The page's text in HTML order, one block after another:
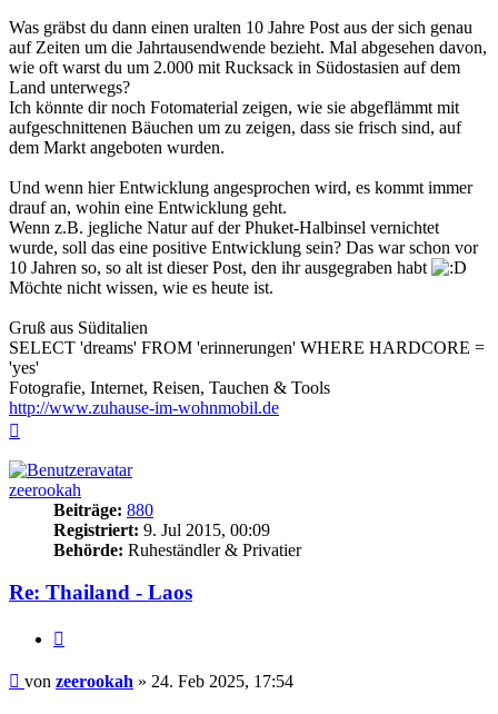
Was gräbst du dann einen uralten 10 Jahre Post aus der sich genau
auf Zeiten um die Jahrtausendwende bezieht. Mal abgesehen davon,
wie oft warst du um 2.000 mit Rucksack in Südostasien auf dem
Land unterwegs?
Ich könnte dir noch Fotomaterial zeigen, wie sie abgeflämmt mit
aufgeschnittenen Bäuchen um zu zeigen, dass sie frisch sind, auf
dem Markt angeboten wurden.
Und wenn hier Entwicklung angesprochen wird, es kommt immer
drauf an, wohin eine Entwicklung geht.
Wenn z.B. jegliche Natur auf der Phuket-Halbinsel vernichtet
wurde, soll das eine positive Entwicklung sein? Das war schon vor
10 Jahren so, so alt ist dieser Post, den ihr ausgegraben habt
Möchte nicht wissen, wie es heute ist.
Gruß aus Süditalien
SELECT 'dreams' FROM 'erinnerungen' WHERE HARDCORE =
'yes'
Fotografie, Internet, Reisen, Tauchen & Tools
http://www.zuhause-im-wohnmobil.de
zeerookah
Beiträge: 880
Registriert: 9. Jul 2015, 00:09
Behörde: Ruheständler & Privatier
Re: Thailand - Laos
Beitrag
von zeerookah » 24. Feb 2025, 17:54